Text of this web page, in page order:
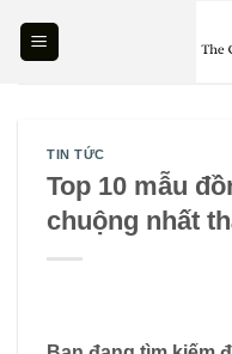
TIN TỨC
Top 10 mẫu
chuộng nhất